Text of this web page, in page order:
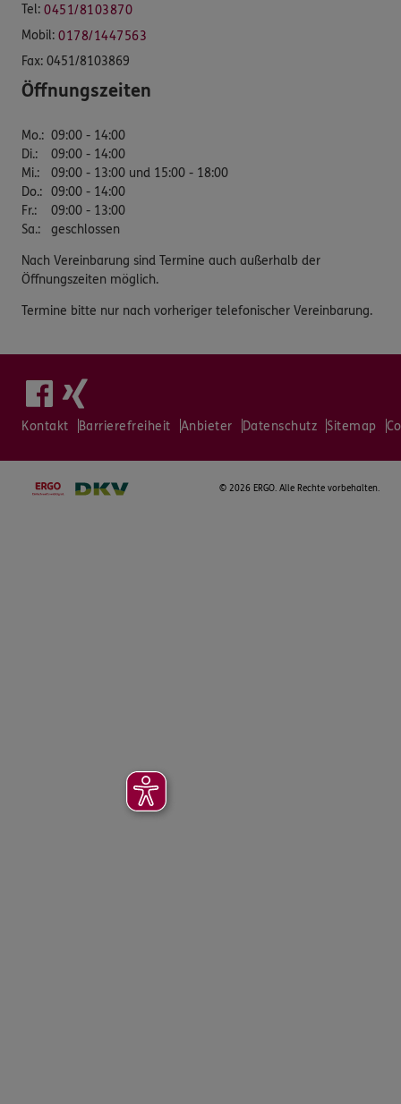
Tel: 0451/8103870
Mobil: 0178/1447563
Fax: 0451/8103869
Öffnungszeiten
Mo.: 09:00 - 14:00
Di.:
09:00 - 14:00
Mi.:
09:00 - 13:00 und 15:00 - 18:00
Do.: 09:00 - 14:00
Fr.:
09:00 - 13:00
Sa.: geschlossen
Nach Vereinbarung sind Termine auch außerhalb der
Öffnungszeiten möglich.
Termine bitte nur nach vorheriger telefonischer Vereinbarung.
Kontakt Barrierefreiheit Anbieter Datenschutz Sitemap
© 2026 ERGO. Alle Rechte vorbehalten.